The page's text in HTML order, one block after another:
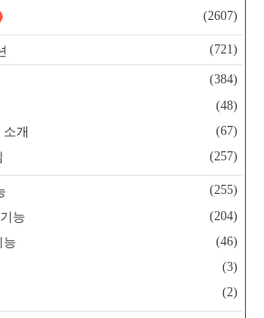
(2607)
(721)
(384)
(48)
개
(67)
(257)
(255)
능
(204)
능
(46)
(3)
(2)